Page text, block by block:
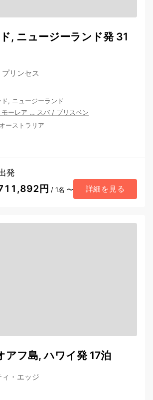
, ニュージーランド発 31
リンセス
, ニュージーランド
モーレア … スバ / ブリスベン
ーストラリア
発
円 / 1名 〜 詳細を見る
アフ島, ハワイ発 17泊
・エッジ